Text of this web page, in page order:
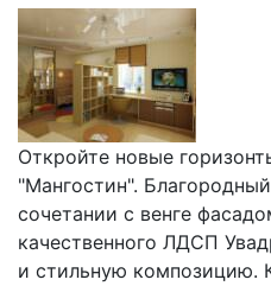
Откройте новые
"Мангостин".
сочетании с венге
качественного ЛДСП
и стильную композицию.